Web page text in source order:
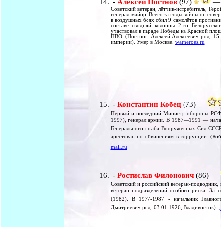
- Алексей Постнов (97) —
Советский ветеран, лётчик-истребитель,
генерал-майор. Всего за годы войны он
в воздушных боях сбил 9 самолётов
составе сводной колонны 2-го
участвовал в параде Победы на Красной
ПВО. (Постнов, Алексей Алексеевич род. 15
империи). Умер в Москве. warheroes.ru
- Константин Кобец(73) —
Первый и последний Министр обороны
1997), генерал армии. В 1987—1991 —
Генерального штаба Вооружённых Сил
арестован по обвинениям в коррупции.
mail.ru
- Ростислав Филонович(86) —
Советский и российский ветеран-
ветеран подразделений особого риска. За
(1982). В 1977-1987 - начальник
Дмитриевич род. 03.01.1926, Владивосток).